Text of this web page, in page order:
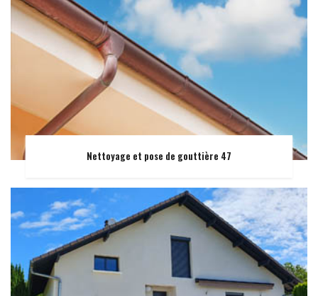
Nettoyage et pose de gouttière 47